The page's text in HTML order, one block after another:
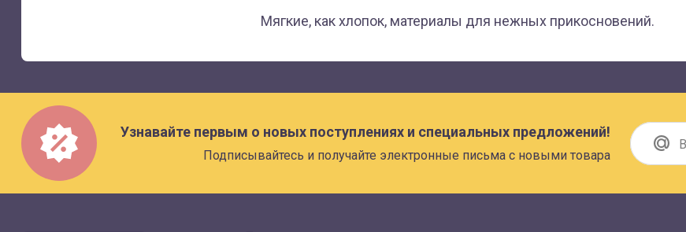
Мягкие, как хлопок, материалы для нежных прикосновений.
Узнавайте первым о новых поступлениях и специальных предложений!
Подписывайтесь и получайте электронные письма с новыми товара